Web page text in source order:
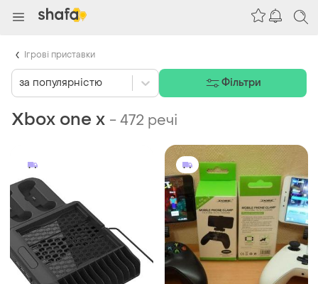
Xbox one x -472 речі
за популярністю Фільтри
Ігрові приставки